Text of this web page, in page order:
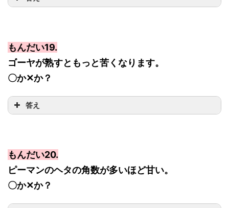
もんだい19.
ゴーヤが熟すともっと苦くなります。
〇か✕か？
答え
もんだい20.
ピーマンのヘタの角数が多いほど甘い。
〇か✕か？